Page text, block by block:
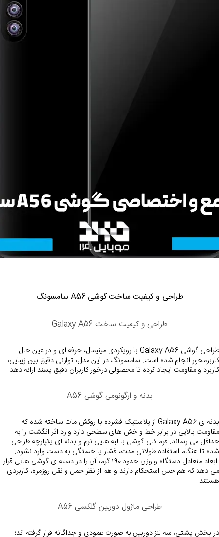
طراحی و کیفیت ساخت گوشی A56 سامسونگ
طراحی و کیفیت ساخت Galaxy A56
کاربرد و مقاومت ایجاد کرده تا محصولی درخور کاربران دقیق پسند ارائه دهد.
بدنه و ارگونومی گوشی A56
شده تا هنگام استفاده طولانی مدت، فشار یا خستگی به دست وارد نشود.
ابعاد متعادل دستگاه و وزن حدود ۱۹۰ گرم، آن را در دسته ی گوشی هایی قرار
هستند.
طراحی ماژول دوربین گلکسی A56